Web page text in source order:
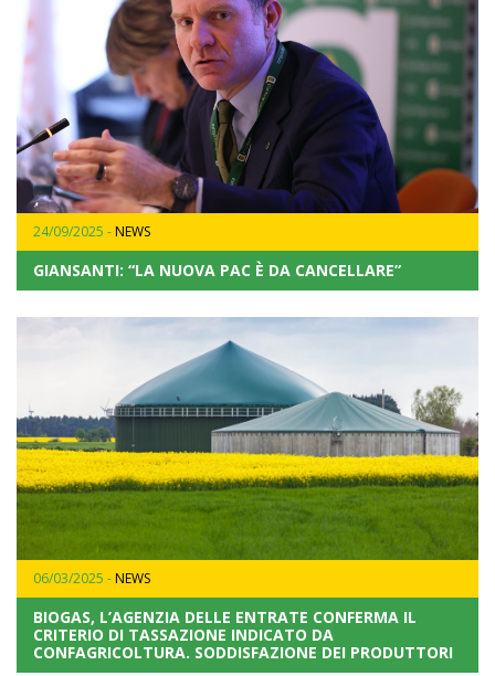
24/09/2025 -NEWS
GIANSANTI: “LA NUOVA PAC È DA CANCELLARE”
06/03/2025 -NEWS
BIOGAS, L’AGENZIA DELLE ENTRATE CONFERMA IL
CRITERIO DI TASSAZIONE INDICATO DA
CONFAGRICOLTURA. SODDISFAZIONE DEI PRODUTTORI